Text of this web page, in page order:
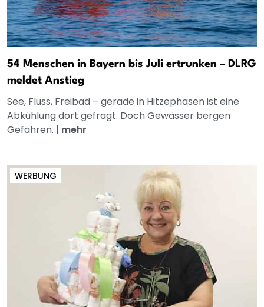
54 Menschen in Bayern bis Juli ertrunken – DLRG
meldet Anstieg
See, Fluss, Freibad – gerade in Hitzephasen ist eine
Abkühlung dort gefragt. Doch Gewässer bergen
Gefahren. | mehr
WERBUNG